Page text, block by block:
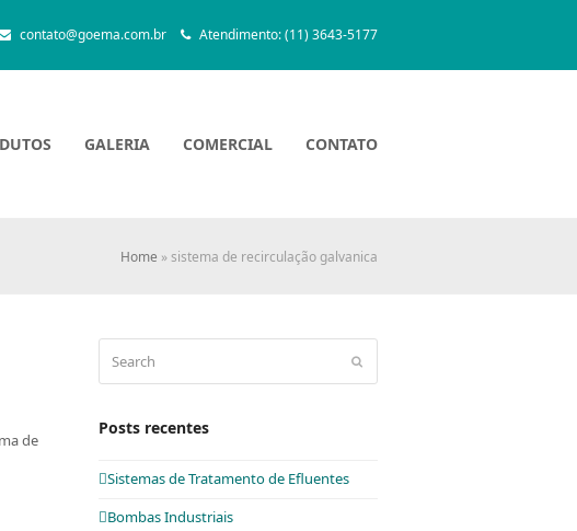
contato@goema.com.br Atendimento: (11) 3643-5177
GALERIA COMERCIAL CONTATO
Home »sistema de recirculação galvanica
de
Posts recentes
Sistemas de Tratamento de Efluentes
Bombas Industriais